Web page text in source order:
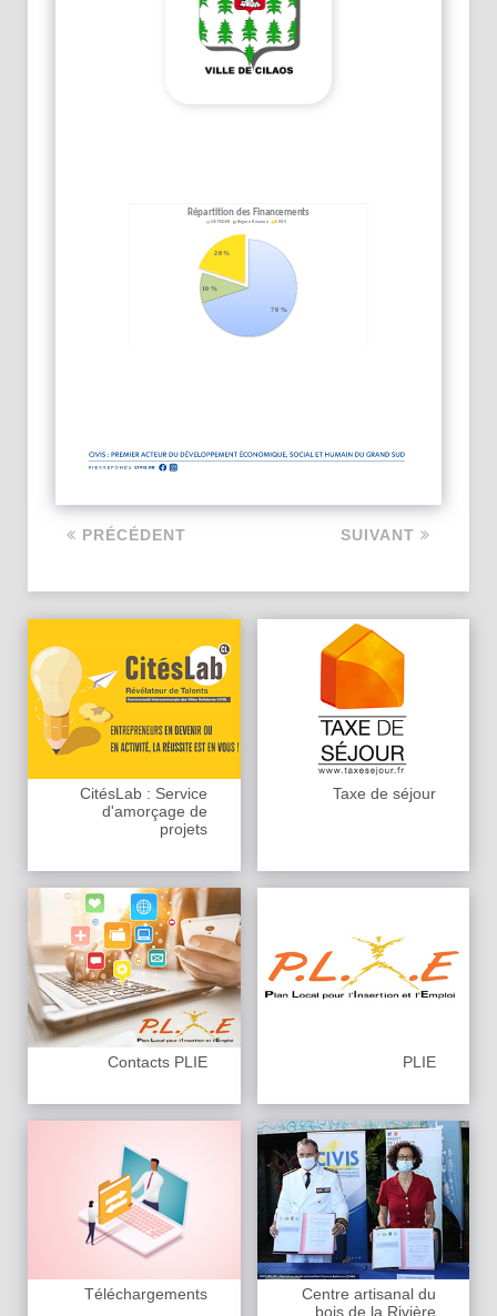
PRÉCÉDENT SUIVANT
CitésLab : Service
d'amorçage de
projets
Taxe de séjour
Contacts PLIE PLIE
Téléchargements
Centre artisanal du
bois de la Rivière